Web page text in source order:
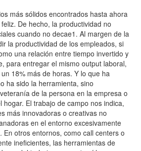
más sólidos encontrados hasta ahora
De hecho, la productividad no
cuando no decae1. Al margen de la
la productividad de los empleados, si
una relación entre tiempo invertido y
para entregar el mismo output laboral,
18% más de horas. Y lo que ha
ha sido la herramienta, sino
de la persona en la empresa o
hogar. El trabajo de campo nos indica,
más innovadoras o creativas no
en el entorno excesivamente
En otros entornos, como call centers o
ineficientes, las herramientas de